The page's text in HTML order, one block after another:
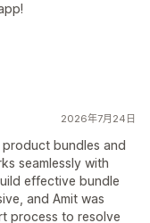
2026年7月24日
bundles and
seamlessly with
effective bundle
and Amit was
process to resolve